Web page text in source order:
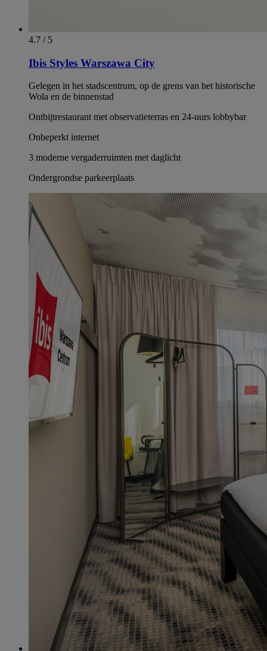
4.7 / 5
Ibis Styles Warszawa City
Gelegen in het stadscentrum, op de grens van het historische
Wola en de binnenstad
Ontbijtrestaurant met observatieterras en 24-uurs lobbybar
Onbeperkt internet
3 moderne vergaderruimten met daglicht
Ondergrondse parkeerplaats